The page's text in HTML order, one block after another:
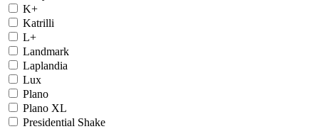
K+
Katrilli
L+
Landmark
Laplandia
Lux
Plano
Plano XL
Presidential Shake